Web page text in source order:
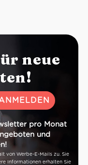
neue
pro Monat
und
von Werbe-E-Mails zu. Sie
Informationen erhalten Sie